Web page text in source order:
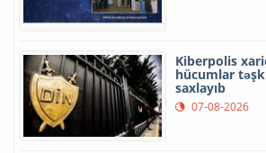
Kiberpolis
hücumlar
saxlayıb
07-08-2026